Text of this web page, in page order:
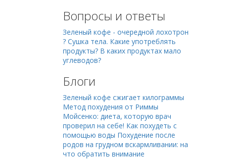
Вопросы и ответы
Зеленый кофе - очередной лохотрон
? Сушка тела. Какие употреблять
продукты? В каких продуктах мало
углеводов?
Блоги
Зеленый кофе сжигает килограммы
Метод похудения от Риммы
Мойсенко: диета, которую врач
проверил на себе! Как похудеть с
помощью воды Похудение после
родов на грудном вскармливании: на
что обратить внимание